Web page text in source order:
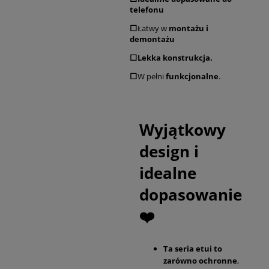
telefonu
⬜Łatwy w montażu i
demontażu
⬜Lekka konstrukcja.
⬜W pełni funkcjonalne.
Wyjątkowy
design i
idealne
dopasowanie
❤️
Ta seria etui to
zarówno ochronne,